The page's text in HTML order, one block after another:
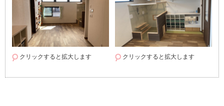
クリックすると拡大します クリックすると拡大します